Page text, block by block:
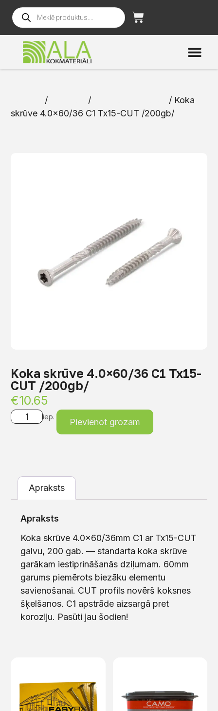
/ /
/ Koka
skrūve 4.0×60/36 C1 Tx15-CUT /200gb/
Koka skrūve 4.0×60/36 C1 Tx15-
CUT /200gb/
€10.65
iep.
Pievienot grozam
Apraksts
Apraksts
Koka skrūve 4.0×60/36mm C1 ar Tx15-CUT
galvu, 200 gab. — standarta koka skrūve
garākam iestiprināšanās dziļumam. 60mm
garums piemērots biezāku elementu
savienošanai. CUT profils novērš koksnes
šķelšanos. C1 apstrāde aizsargā pret
koroziju. Pasūti jau šodien!